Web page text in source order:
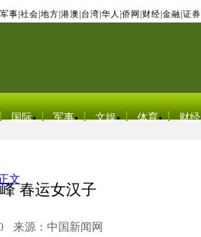
军事 社会 地方 港澳 台湾 华人 侨网 财经 金融 证券
国际 军事 文娱 体育 财经
文
春运女汉子
来源：中国新闻网